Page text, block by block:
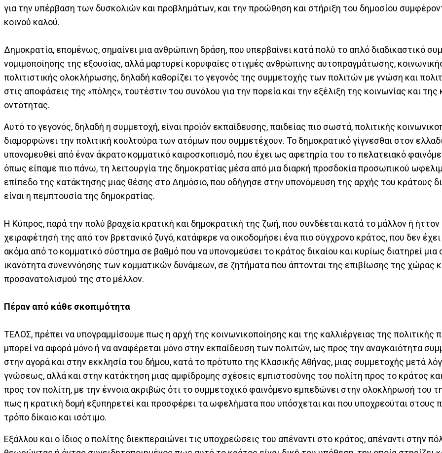
για την υπέρβαση των δυσκολιών και προβλημάτων, και την προώθηση και στήριξη του δημοσίου
κοινού καλού.
Δημοκρατία, επομένως, σημαίνει μια ανθρώπινη δράση, που υπερβαίνει κατά πολύ το απλό διαδικαστικό
νομιμοποίησης της εξουσίας, αλλά μαρτυρεί κορυφαίες στιγμές ανθρώπινης αυτοπραγμάτωσης,
πολιτιστικής ολοκλήρωσης, δηλαδή καθορίζει το γεγονός της συμμετοχής των πολιτών με γνώση και
στις αποφάσεις της «πόλης», τουτέστιν του συνόλου για την πορεία και την εξέλιξη της κοινωνίας και της
οντότητας.
Αυτό το γεγονός, δηλαδή η συμμετοχή, είναι προϊόν εκπαίδευσης, παιδείας πιο σωστά, πολιτικής
διαμορφώνει την πολιτική κουλτούρα των ατόμων που συμμετέχουν. Το δημοκρατικό γίγνεσθαι στον
υπονομευθεί από έναν άκρατο κομματικό καιροσκοπισμό, που έχει ως αφετηρία του το πελατειακό
όπως είπαμε πιο πάνω, τη λειτουργία της δημοκρατίας μέσα από μια διαρκή προσδοκία προσωπικού
επίπεδο της κατάκτησης μιας θέσης στο Δημόσιο, που οδήγησε στην υπονόμευση της αρχής του κράτους
είναι η πεμπτουσία της δημοκρατίας.
Η Κύπρος, παρά την πολύ βραχεία κρατική και δημοκρατική της ζωή, που συνδέεται κατά το μάλλον ή ήττον
χειραφέτησή της από τον βρετανικό ζυγό, κατάφερε να οικοδομήσει ένα πιο σύγχρονο κράτος, που δεν
ακόμα από το κομματικό σύστημα σε βαθμό που να υπονομεύσει το κράτος δικαίου και κυρίως διατηρεί μια
ικανότητα συνεννόησης των κομματικών δυνάμεων, σε ζητήματα που άπτονται της επιβίωσης της χώρας
προσανατολισμού της στο μέλλον.
Πέραν από κάθε σκοπιμότητα
ΤΕΛΟΣ, πρέπει να υπογραμμίσουμε πως η αρχή της κοινωνικοποίησης και της καλλιέργειας της πολιτικής
μπορεί να αφορά μόνο ή να αναφέρεται μόνο στην εκπαίδευση των πολιτών, ως προς την αναγκαιότητα
στην αγορά και στην εκκλησία του δήμου, κατά το πρότυπο της Κλασικής Αθήνας, μιας συμμετοχής μετά
γνώσεως, αλλά και στην κατάκτηση μιας αμφίδρομης σχέσεις εμπιστοσύνης του πολίτη προς το κράτος
προς τον πολίτη, με την έννοια ακριβώς ότι το συμμετοχικό φαινόμενο εμπεδώνει στην ολοκλήρωσή του
πως η κρατική δομή εξυπηρετεί και προσφέρει τα ωφελήματα που υπόσχεται και που υποχρεούται στους
τρόπο δίκαιο και ισότιμο.
Εξάλλου και ο ίδιος ο πολίτης διεκπεραιώνει τις υποχρεώσεις του απέναντι στο κράτος, απέναντι στην